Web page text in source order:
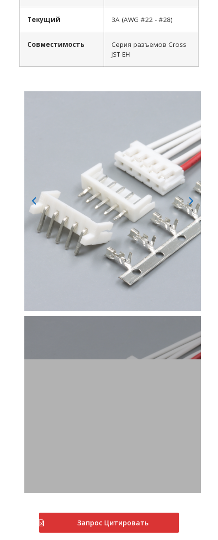
Текущий 3A (AWG #22 - #28)
Совместимость
Серия разъемов Cross
JST EH
Запрос Цитировать